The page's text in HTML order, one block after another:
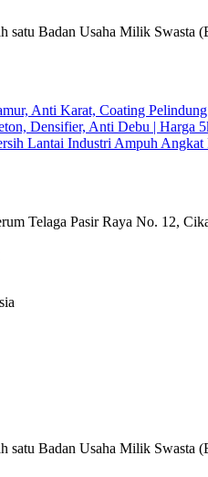
satu Badan Usaha Milik
Anti Karat, Coating
Densifier, Anti Debu | Harga
Lantai Industri Ampuh
Telaga Pasir Raya No. 12,
satu Badan Usaha Milik